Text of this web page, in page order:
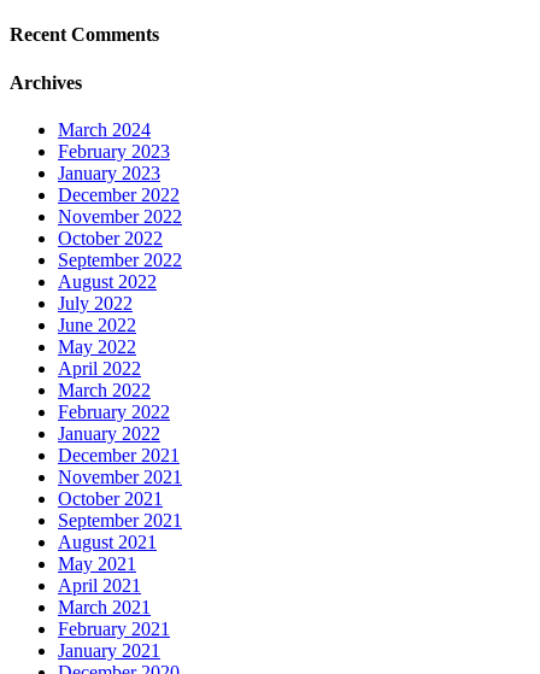
Recent Comments
Archives
March 2024
February 2023
January 2023
December 2022
November 2022
October 2022
September 2022
August 2022
July 2022
June 2022
May 2022
April 2022
March 2022
February 2022
January 2022
December 2021
November 2021
October 2021
September 2021
August 2021
May 2021
April 2021
March 2021
February 2021
January 2021